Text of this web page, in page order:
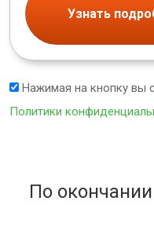
Узнать
Нажимая на кнопку вы
Политики
По